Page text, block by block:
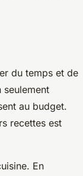
du temps et de
seulement
au budget.
recettes est
En